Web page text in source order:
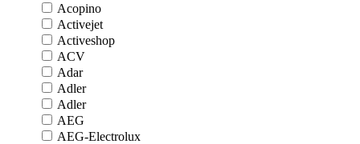
Acopino
Activejet
Activeshop
ACV
Adar
Adler
Adler
AEG
AEG-Electrolux